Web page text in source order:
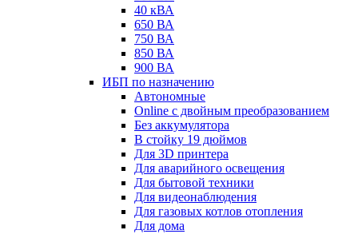
40 кВА
650 ВА
750 ВА
850 ВА
900 ВА
ИБП по назначению
Автономные
Online с двойным преобразованием
Без аккумулятора
В стойку 19 дюймов
Для 3D принтера
Для аварийного освещения
Для бытовой техники
Для видеонаблюдения
Для газовых котлов отопления
Для дома